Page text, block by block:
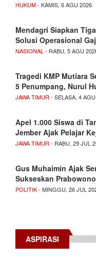
HUKUM- KAMIS, 6 AGU 2026
Mendagri Siapkan
Solusi Operasional
NASIONAL - RABU, 5 AGU
Tragedi KMP Mutiara
5 Penumpang, Nurul
JAWA TIMUR - SELASA, 4
Apel 1.000 Siswa di
Jember Ajak Pelajar
JAWA TIMUR - RABU, 29 JUL
Gus Muhaimin Ajak
Sukseskan
POLITIK- MINGGU, 26 JUL
ASPIRASI